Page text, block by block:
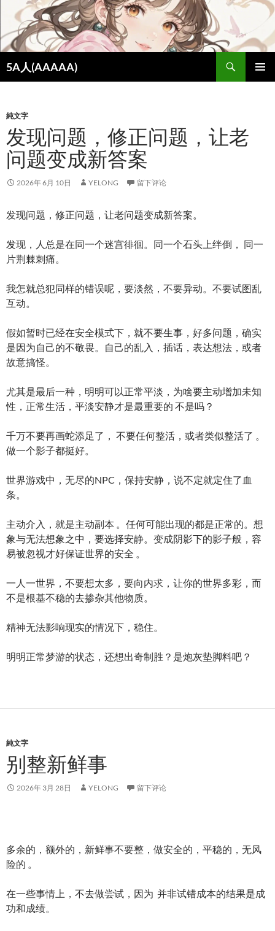
正
文
5A人(AAAAA)
索
純文字
发现问题，修正问题，让老
问题变成新答案
2026年 6月 10日 YELONG 留下评论
发现问题，修正问题，让老问题变成新答案。
发现，人总是在同一个迷宫徘徊。同一个石头上绊倒， 同一
片荆棘刺痛。
我怎就总犯同样的错误呢，要淡然，不要异动。不要试图乱
互动。
假如暂时已经在安全模式下，就不要生事，好多问题，确实
是因为自己的不敬畏。自己的乱入，插话，表达想法，或者
故意搞怪。
尤其是最后一种，明明可以正常平淡，为啥要主动增加未知
性，正常生活，平淡安静才是最重要的 不是吗？
千万不要再画蛇添足了， 不要任何整活，或者类似整活了 。
做一个影子都挺好。
世界游戏中，无尽的NPC，保持安静，说不定就定住了血
条。
主动介入，就是主动副本 。任何可能出现的都是正常的。想
象与无法想象之中，要选择安静。变成阴影下的影子般，容
易被忽视才好保证世界的安全 。
一人一世界，不要想太多，要向内求，让你的世界多彩，而
不是根基不稳的去掺杂其他物质。
精神无法影响现实的情况下，稳住。
明明正常梦游的状态，还想出奇制胜？是炮灰垫脚料吧？
純文字
别整新鲜事
2026年 3月 28日 YELONG 留下评论
多余的，额外的，新鲜事不要整，做安全的，平稳的，无风
险的 。
在一些事情上，不去做尝试，因为 并非试错成本的结果是成
功和成绩。